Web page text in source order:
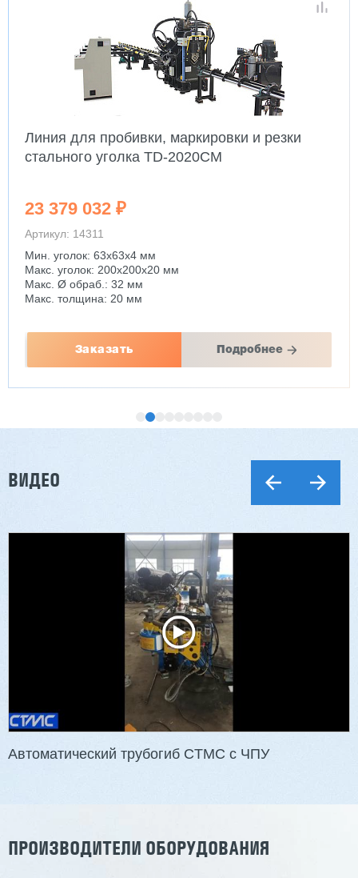
Линия для пробивки, маркировки и резки
стального уголка TD-2020CM
23 379 032 ₽
Артикул: 14311
Мин. уголок: 63x63x4 мм
Макс. уголок: 200x200x20 мм
Макс. Ø обраб.: 32 мм
Макс. толщина: 20 мм
Заказать Подробнее
Двухсторонний шипорез MX6015
Длина заготовки: 400-1500 мм
Макс. ширина заготовки: 580 мм
Станок проходного типа
Узлы: 4 пилы, 2 фрезы
ВИДЕО
Автоматический трубогиб CTMC с ЧПУ
ПРОИЗВОДИТЕЛИ ОБОРУДОВАНИЯ